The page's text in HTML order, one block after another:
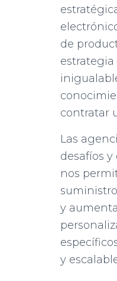
de
contratar
Las
desafíos
nos
y
y